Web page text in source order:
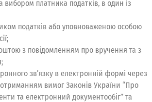
вибором платника податків, в один із
податків або уповноваженою особою
з повідомленням про вручення та з
зв’язку в електронній формі через
вимог Законів України “Про
та електронний документообіг” та